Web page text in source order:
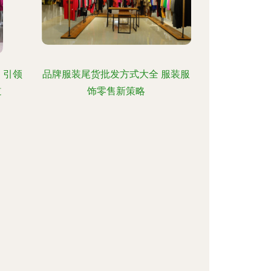
引领
品牌服装尾货批发方式大全 服装服
饰零售新策略